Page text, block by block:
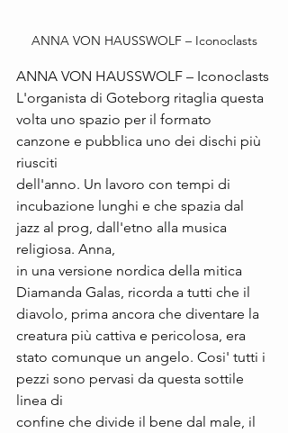
ANNA VON HAUSSWOLF – Iconoclasts
ANNA VON HAUSSWOLF – Iconoclasts
L'organista di Goteborg ritaglia questa
volta uno spazio per il formato
canzone e pubblica uno dei dischi più
riusciti
dell'anno. Un lavoro con tempi di
incubazione lunghi e che spazia dal
jazz al prog, dall'etno alla musica
religiosa. Anna,
in una versione nordica della mitica
Diamanda Galas, ricorda a tutti che il
diavolo, prima ancora che diventare la
creatura più cattiva e pericolosa, era
stato comunque un angelo. Cosi' tutti i
pezzi sono pervasi da questa sottile
linea di
confine che divide il bene dal male, il